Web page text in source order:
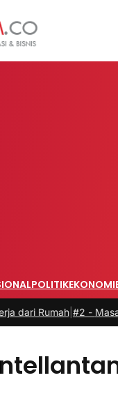
POLITIKEKONOMI
|#2 -Masalah Utama